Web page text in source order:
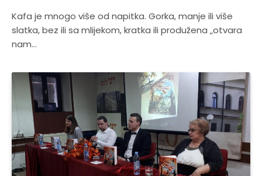
Kafa je mnogo više od napitka. Gorka, manje ili više
slatka, bez ili sa mlijekom, kratka ili produžena „otvara
nam…